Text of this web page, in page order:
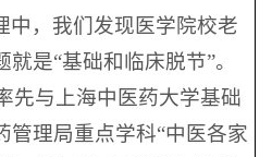
中，我们发现医学院校老
是“基础和临床脱节”。
先与上海中医药大学基础
管理局重点学科“中医各家